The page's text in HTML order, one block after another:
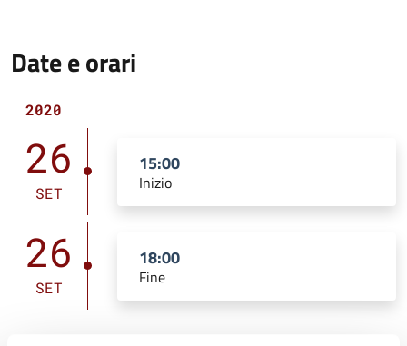
Date e orari
2020
26
SET
15:00
Inizio
26
SET
18:00
Fine